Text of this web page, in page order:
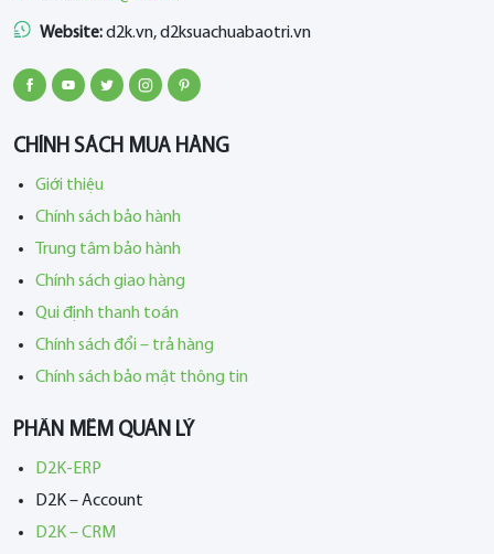
Website:d2k.vn, d2ksuachuabaotri.vn
CHÍNH SÁCH MUA HÀNG
Giới thiệu
Chính sách bảo hành
Trung tâm bảo hành
Chính sách giao hàng
Qui định thanh toán
Chính sách đổi – trả hàng
Chính sách bảo mật thông tin
PHẦN MỀM QUẢN LÝ
D2K-ERP
D2K – Account
D2K – CRM